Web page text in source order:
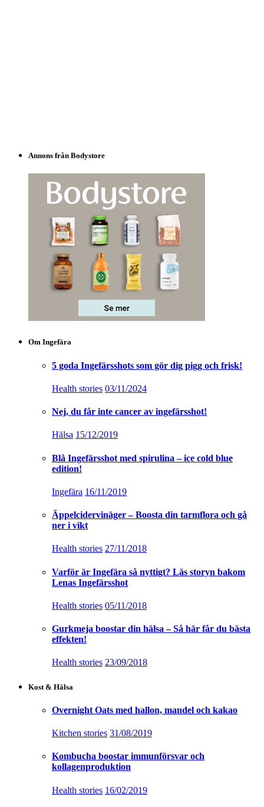
Annons från Bodystore
Om Ingefära
5 goda Ingefärsshots som gör dig pigg och frisk!
Health stories 03/11/2024
Nej, du får inte cancer av ingefärsshot!
Hälsa 15/12/2019
Blå Ingefärsshot med spirulina – ice cold blue
edition!
Ingefära 16/11/2019
Äppelcidervinäger – Boosta din tarmflora och gå
ner i vikt
Health stories 27/11/2018
Varför är Ingefära så nyttigt? Läs storyn bakom
Lenas Ingefärsshot
Health stories 05/11/2018
Gurkmeja boostar din hälsa – Så här får du bästa
effekten!
Health stories 23/09/2018
Kost & Hälsa
Overnight Oats med hallon, mandel och kakao
Kitchen stories 31/08/2019
Kombucha boostar immunförsvar och
kollagenproduktion
Health stories 16/02/2019